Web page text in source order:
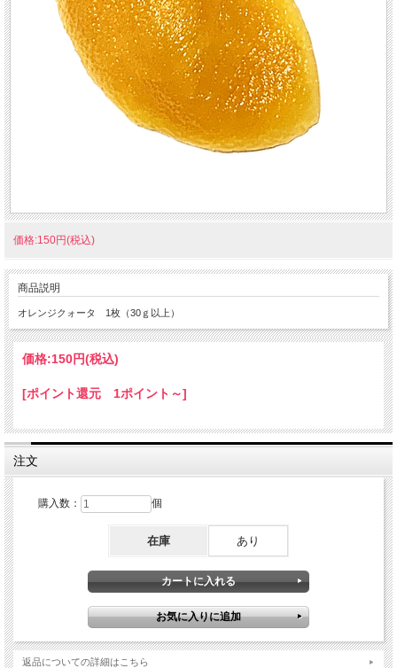
価格:150円(税込)
商品説明
オレンジクォータ 1枚（30ｇ以上）
価格:150円(税込)
[ポイント還元 1ポイント～]
注文
購入数： 個
在庫 あり
返品についての詳細はこちら